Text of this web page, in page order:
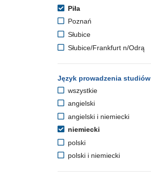
Piła
Poznań
Słubice
Słubice/Frankfurt n/Odrą
Język prowadzenia studiów
wszystkie
angielski
angielski i niemiecki
niemiecki
polski
polski i niemiecki